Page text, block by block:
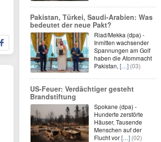
Pakistan, Türkei, Saudi-Arabien: Was
bedeutet der neue Pakt?
Riad/Mekka (dpa) -
Inmitten wachsender
Spannungen am Golf
haben die Atommacht
Pakistan, […] (03)
US-Feuer: Verdächtiger gesteht
Brandstiftung
Spokane (dpa) -
Hunderte zerstörte
Häuser, Tausende
Menschen auf der
Flucht vor[…] (02)